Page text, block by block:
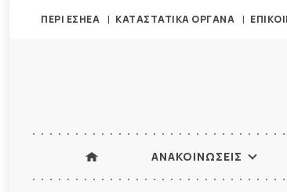
ΠΕΡΙ ΕΣΗΕΑ ΚΑΤΑΣΤΑΤΙΚΑ ΟΡΓΑΝΑ
ΑΝΑΚΟΙΝΩΣΕΙΣ